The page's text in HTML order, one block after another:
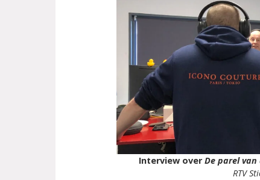
Interview over De parel
RTV